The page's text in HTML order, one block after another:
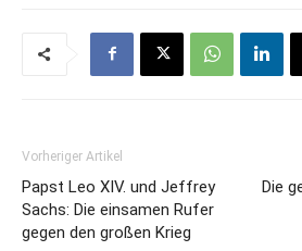
Vorheriger Artikel
Papst Leo XIV. und Jeffrey
Sachs: Die einsamen Rufer
gegen den großen Krieg
Die